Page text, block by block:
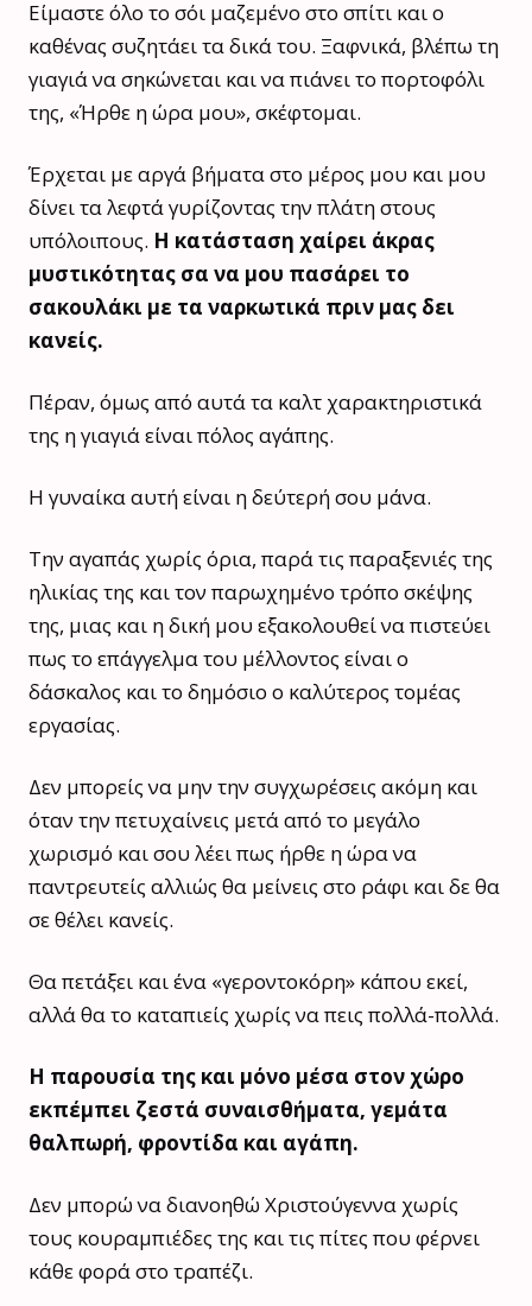
Είμαστε όλο το σόι μαζεμένο στο σπίτι και ο
καθένας συζητάει τα δικά του. Ξαφνικά, βλέπω τη
γιαγιά να σηκώνεται και να πιάνει το πορτοφόλι
της, «Ήρθε η ώρα μου», σκέφτομαι.
Έρχεται με αργά βήματα στο μέρος μου και μου
δίνει τα λεφτά γυρίζοντας την πλάτη στους
υπόλοιπους. Η κατάσταση χαίρει άκρας
μυστικότητας σα να μου πασάρει το
σακουλάκι με τα ναρκωτικά πριν μας δει
κανείς.
Πέραν, όμως από αυτά τα καλτ χαρακτηριστικά
της η γιαγιά είναι πόλος αγάπης.
Η γυναίκα αυτή είναι η δεύτερή σου μάνα.
Την αγαπάς χωρίς όρια, παρά τις παραξενιές της
ηλικίας της και τον παρωχημένο τρόπο σκέψης
της, μιας και η δική μου εξακολουθεί να πιστεύει
πως το επάγγελμα του μέλλοντος είναι ο
δάσκαλος και το δημόσιο ο καλύτερος τομέας
εργασίας.
Δεν μπορείς να μην την συγχωρέσεις ακόμη και
όταν την πετυχαίνεις μετά από το μεγάλο
χωρισμό και σου λέει πως ήρθε η ώρα να
παντρευτείς αλλιώς θα μείνεις στο ράφι και δε θα
σε θέλει κανείς.
Θα πετάξει και ένα «γεροντοκόρη» κάπου εκεί,
αλλά θα το καταπιείς χωρίς να πεις πολλά-πολλά.
Η παρουσία της και μόνο μέσα στον χώρο
εκπέμπει ζεστά συναισθήματα, γεμάτα
θαλπωρή, φροντίδα και αγάπη.
Δεν μπορώ να διανοηθώ Χριστούγεννα χωρίς
τους κουραμπιέδες της και τις πίτες που φέρνει
κάθε φορά στο τραπέζι.